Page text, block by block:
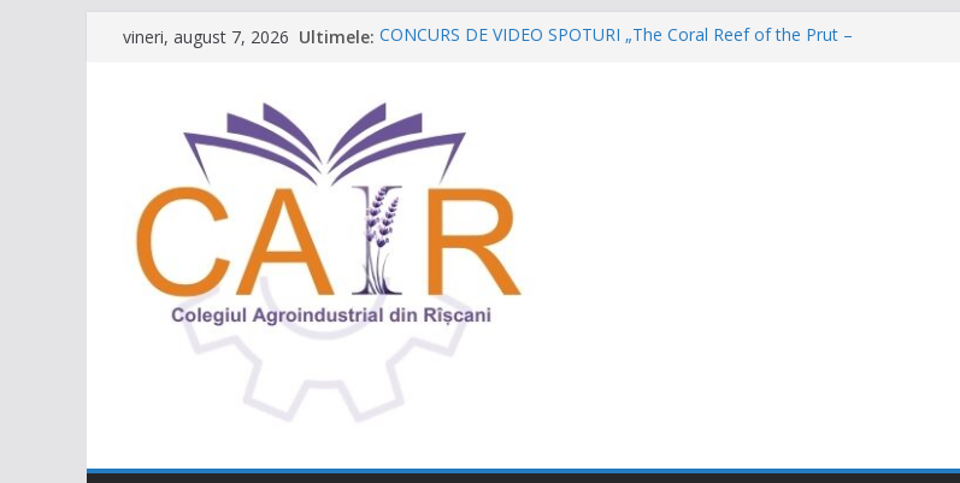
vineri, august 7, 2026 Ultimele: CONCURS DE VIDEO SPOTURI „The Coral Reef of the Prut –
Târgul regional „Viitorul e AgriCOOL”
Un capitol se încheie, iar un viitor plin de oportunități începe!
Festivalul Lavandei a fost despre oameni, emoții și clipe de
neuitat!